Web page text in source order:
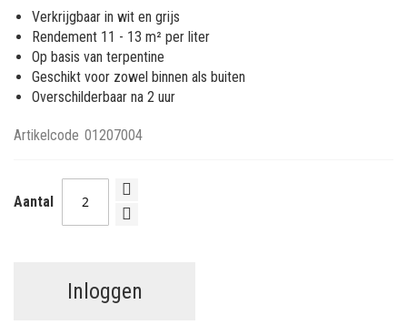
van
de
afbeeldingen-
gallerij
Verkrijgbaar in wit en grijs
Rendement 11 - 13 m² per liter
Op basis van terpentine
Geschikt voor zowel binnen als buiten
Overschilderbaar na 2 uur
Artikelcode 01207004
Aantal
Inloggen